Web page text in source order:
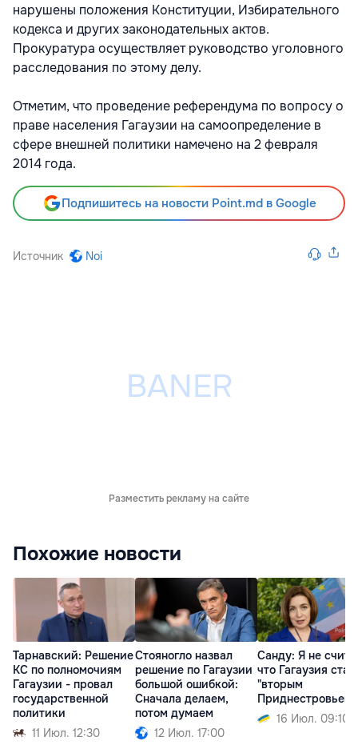
нарушены положения Конституции, Избирательного
кодекса и других законодательных актов.
Прокуратура осуществляет руководство уголовного
расследования по этому делу.
Отметим, что проведение референдума по вопросу о
праве населения Гагаузии на самоопределение в
сфере внешней политики намечено на 2 февраля
2014 года.
Подпишитесь на новости Point.md в Google
Источник Noi
Разместить рекламу на сайте
Похожие новости
Тарнавский: Решение
КС по полномочиям
Гагаузии - провал
государственной
политики
11 Июл. 12:30
Стояногло назвал
решение по Гагаузии
большой ошибкой:
Сначала делаем,
потом думаем
12 Июл. 17:00
Санду: Я не
что Гагаузия
"вторым
Приднестровьем"
16 Июл. 09:10